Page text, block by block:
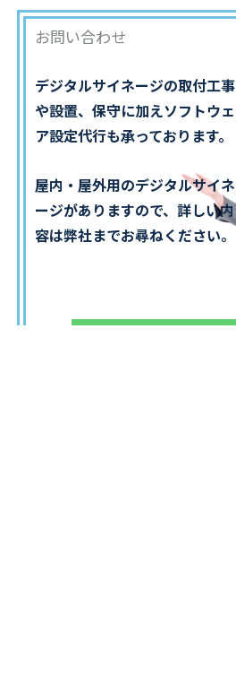
お問い合わせ
デジタルサイネージの取付工事
や設置、保守に加えソフトウェ
ア設定代行も承っております。
屋内・屋外用のデジタルサイネ
ージがありますので、詳しい内
容は弊社までお尋ねください。